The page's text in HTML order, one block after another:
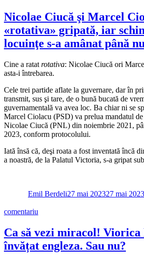
Nicolae Ciucă şi Marcel
«rotativa» gripată, iar
locuinţe s-a amânat până
Cine a ratat rotativa: Nicolae Ciucă ori
asta-i întrebarea.
Cele trei partide aflate la guvernare, dar în
transmit, sus şi tare, de o bună bucată de
guvernamentală va avea loc. Ba chiar ni se
Marcel Ciolacu (PSD) va prelua mandatul
Nicolae Ciucă (PNL) din noiembrie 2021,
2023, conform protocolului.
Iată însă că, deşi roata a fost inventată încă
a noastră, de la Palatul Victoria, s-a gripat
Emil Berdeli27 mai 202327 mai 2023
comentariu
Ciucă
şi
Marcel
Ca să vezi miracol! Viorica
învățat engleza. Sau nu?